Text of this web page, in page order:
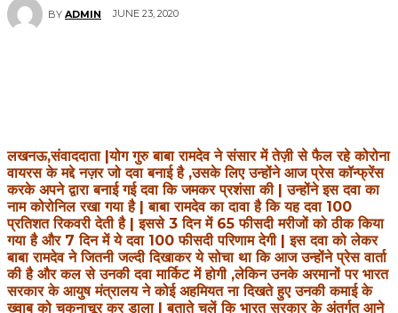
BY ADMIN JUNE 23, 2020
लखनऊ,संवाददाता |योग गुरु बाबा रामदेव ने संसार में तेज़ी से फैल रहे कोरोना
वायरस के मद्दे नज़र जो दवा बनाई है ,उसके लिए उन्होंने आज प्रेस कॉन्फ्रेंस
करके अपने द्वारा बनाई गई दवा कि जमकर प्रशंसा की |उन्होंने इस दवा का
नाम कोरोनिल रखा गया है | बाबा रामदेव का दावा है कि यह दवा 100
प्रतिशत रिकवरी देती है | इससे 3 दिन में 65 फीसदी मरीजों को ठीक किया
गया है और 7 दिन में ये दवा 100 फीसदी परिणाम देगी | इस दवा को लेकर
बाबा रामदेव ने जितनी जल्दी दिखाकर ये सोचा था कि आज उन्होंने प्रेस वार्ता
की है और कल से उनकी दवा मार्किट में होगी ,लेकिन उनके अरमानों पर भारत
सरकार के आयुष मंत्रालय ने कोई अहमियत ना दिखते हुए उनकी कमाई के
ख्वाब को चकनाचूर कर डाला | बताते चलें कि भारत सरकार के अंतर्गत आने